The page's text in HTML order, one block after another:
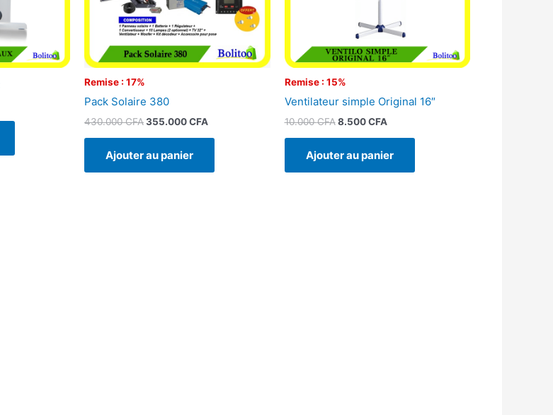
Remise : 17%
Pack Solaire 380
430.000CFA355.000CFA
Ajouter au panier
Remise : 15%
Ventilateur simple Original 16″
10.000CFA 8.500CFA
Ajouter au panier